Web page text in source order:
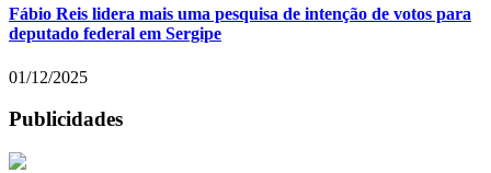
Fábio Reis lidera mais uma pesquisa de intenção de votos para
deputado federal em Sergipe
01/12/2025
Publicidades